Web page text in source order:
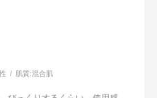
トライト・ジメチコン・ス
ビスベンゾトリアゾリルテ
ラウリン酸ポリグリセリル
シリカ・酸化スズ・水酸化
チタン・酸化亜鉛・酸化
肌質:混合肌